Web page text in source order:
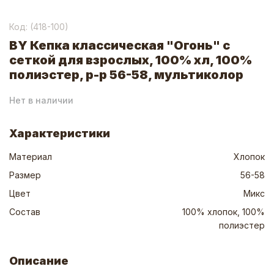
Код: (418-100)
BY Кепка классическая "Огонь" с
сеткой для взрослых, 100% хл, 100%
полиэстер, р-р 56-58, мультиколор
Нет в наличии
Характеристики
Материал
Хлопок
Размер
56-58
Цвет
Микс
Состав
100% хлопок, 100%
полиэстер
Описание